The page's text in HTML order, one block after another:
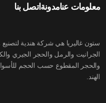
معلومات عنامدونة اتصل بنا
ستون غاليريا هي شركة هندية لتصنيع
الجرانيت والرمل والحجر الجيري
والحجر المقطوع حسب الحجم
الهند.